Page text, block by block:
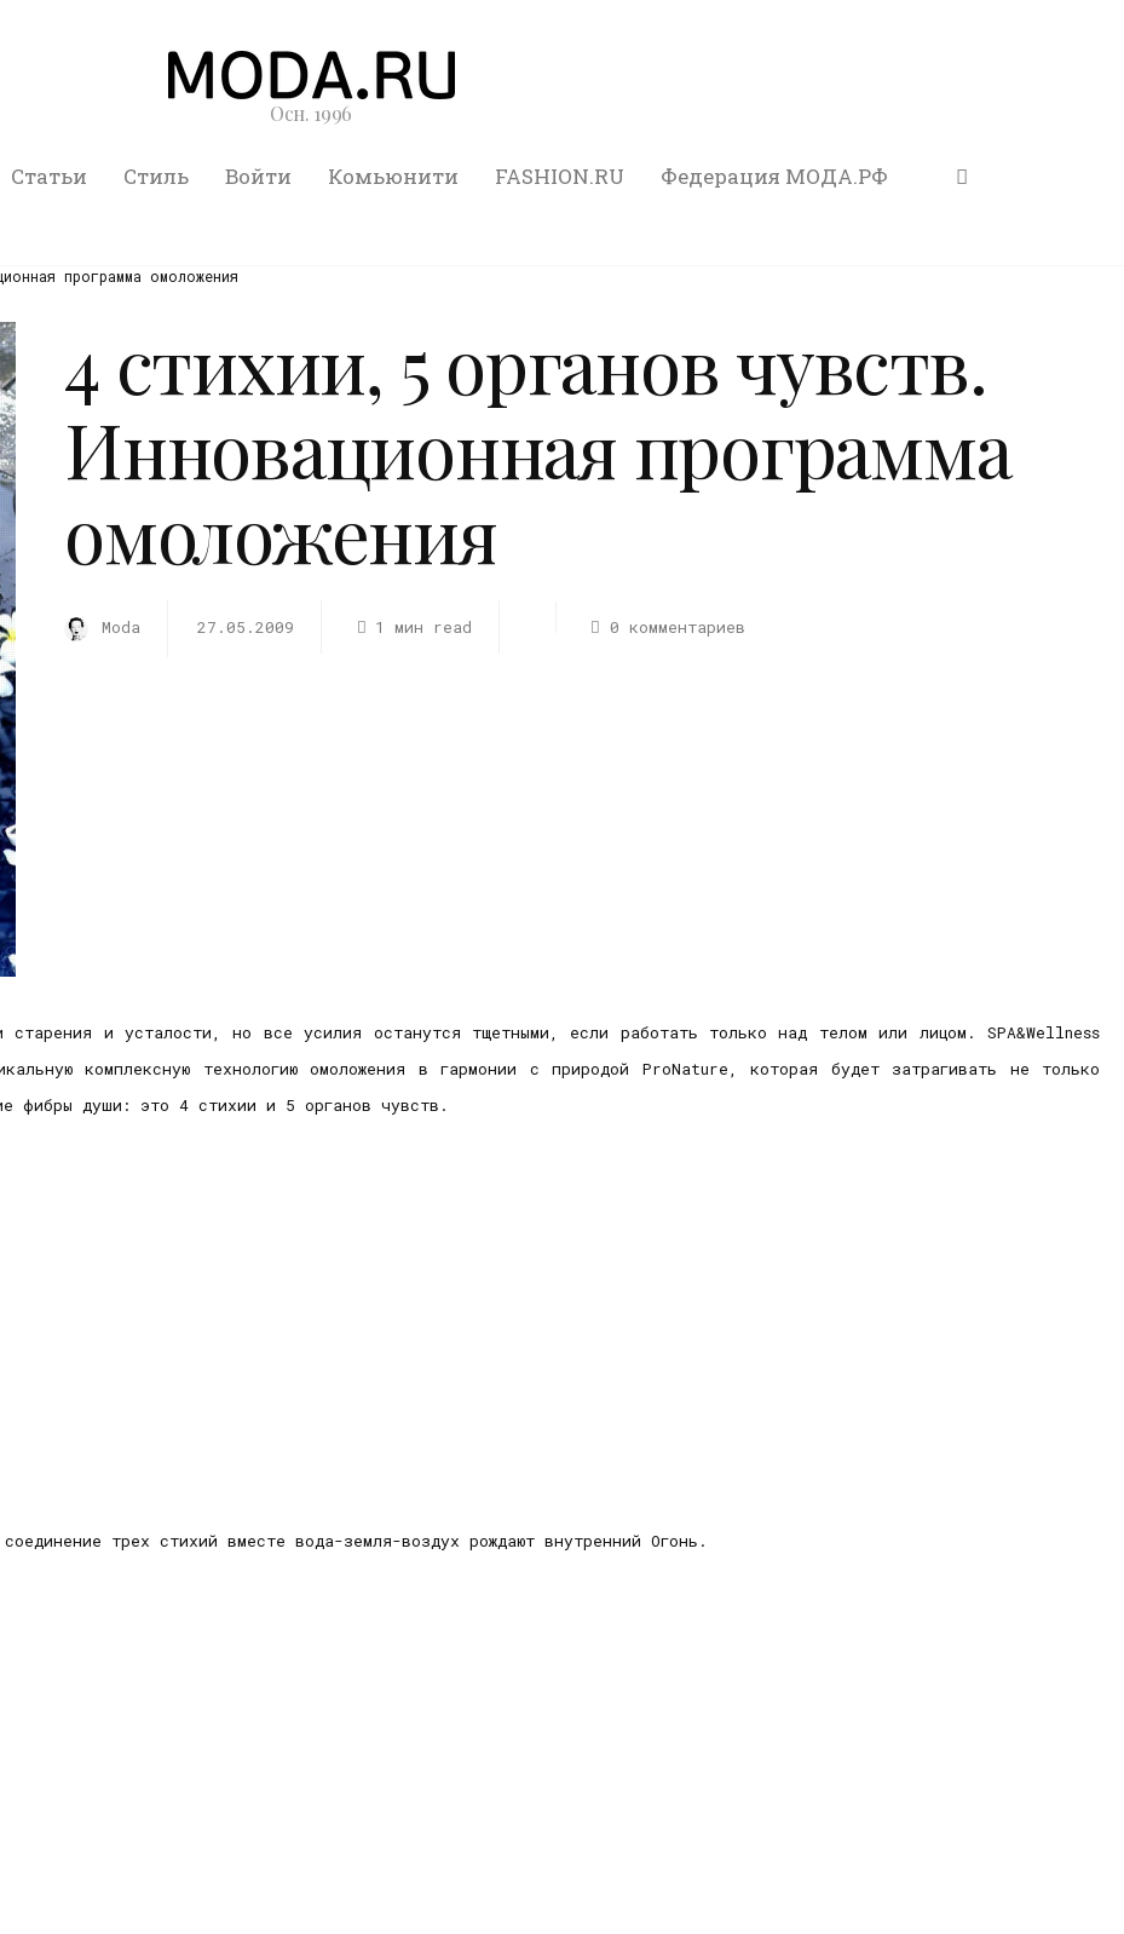
Осн. 1996
Статьи Стиль Войти Комьюнити FASHION.RU Федерация МОДА.РФ
программа омоложения
4 стихии, 5 органов чувств.
Инновационная программа
омоложения
Moda 27.05.2009 1 мин read 0 комментариев
старения и усталости, но все усилия останутся тщетными, если работать только над телом или лицом. SPA&Wellness
комплексную технологию омоложения в гармонии с природой ProNature, которая будет затрагивать не только
фибры души: это 4 стихии и 5 органов чувств.
трех стихий вместе вода-земля-воздух рождают внутренний Огонь.